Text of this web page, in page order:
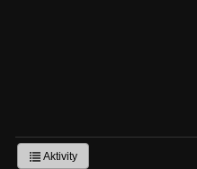
Aktivity